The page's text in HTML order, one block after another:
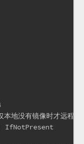
没有镜像时才远程拉
IfNotPresent